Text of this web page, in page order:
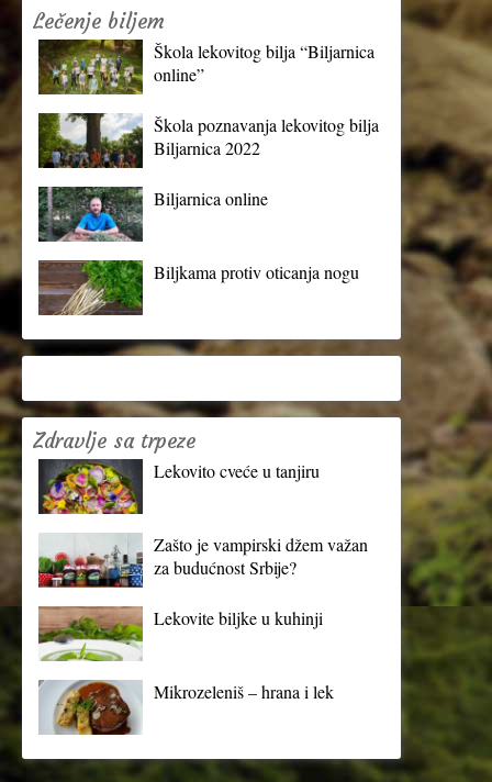
Lečenje biljem
Škola lekovitog bilja “Biljarnica
online”
Škola poznavanja lekovitog bilja
Biljarnica 2022
Biljarnica online
Biljkama protiv oticanja nogu
Zdravlje sa trpeze
Lekovito cveće u tanjiru
Zašto je vampirski džem važan
za budućnost Srbije?
Lekovite biljke u kuhinji
Mikrozeleniš – hrana i lek